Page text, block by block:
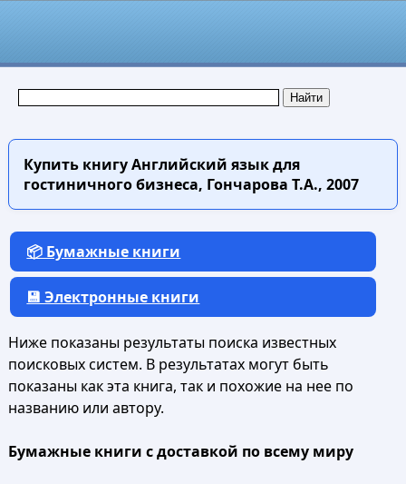
Купить книгуАнглийский язык для
гостиничного бизнеса, Гончарова Т.А., 2007
📦 Бумажные книги
💾 Электронные книги
Ниже показаны результаты поиска известных
поисковых систем. В результатах могут быть
показаны как эта книга, так и похожие на нее по
названию или автору.
Бумажные книги с доставкой по всему миру